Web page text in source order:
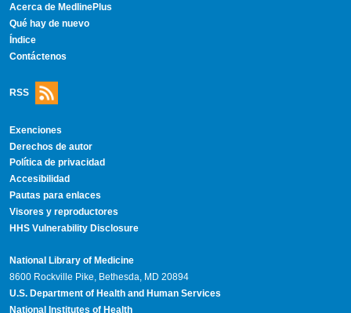
Acerca de MedlinePlus
Qué hay de nuevo
Índice
Contáctenos
RSS
Exenciones
Derechos de autor
Política de privacidad
Accesibilidad
Pautas para enlaces
Visores y reproductores
HHS Vulnerability Disclosure
National Library of Medicine
8600 Rockville Pike, Bethesda, MD 20894
U.S. Department of Health and Human Services
National Institutes of Health